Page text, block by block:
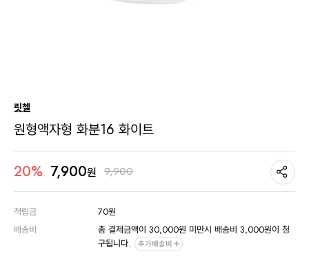
릿첼
원형액자형 화분16 화이트
20% 7,900원 9,900
적립금
70원
배송비
총 결제금액이 30,000원 미만시 배송비 3,000원이 청
구됩니다.
추가배송비